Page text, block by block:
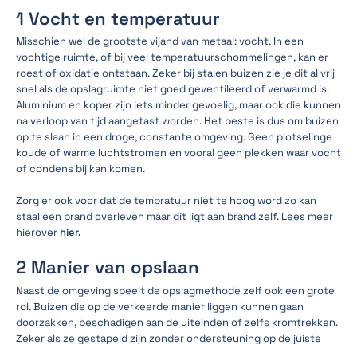
1 Vocht en temperatuur
Misschien wel de grootste vijand van metaal: vocht. In een
vochtige ruimte, of bij veel temperatuurschommelingen, kan er
roest of oxidatie ontstaan. Zeker bij stalen buizen zie je dit al vrij
snel als de opslagruimte niet goed geventileerd of verwarmd is.
Aluminium en koper zijn iets minder gevoelig, maar ook die kunnen
na verloop van tijd aangetast worden. Het beste is dus om buizen
op te slaan in een droge, constante omgeving. Geen plotselinge
koude of warme luchtstromen en vooral geen plekken waar vocht
of condens bij kan komen.
Zorg er ook voor dat de tempratuur niet te hoog word zo kan
staal een brand overleven maar dit ligt aan brand zelf. Lees meer
hierover hier.
2 Manier van opslaan
Naast de omgeving speelt de opslagmethode zelf ook een grote
rol. Buizen die op de verkeerde manier liggen kunnen gaan
doorzakken, beschadigen aan de uiteinden of zelfs kromtrekken.
Zeker als ze gestapeld zijn zonder ondersteuning op de juiste